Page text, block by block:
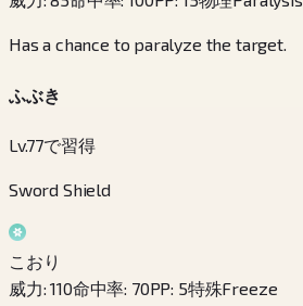
Has a chance to paralyze the target.
ふぶき
Lv.77で習得
Sword Shield
こおり
威力:110命中率: 70PP: 5特殊Freeze